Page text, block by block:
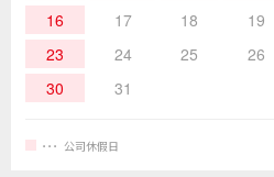
16
17 18 19
23
24 25 26
30
31
公司休假日